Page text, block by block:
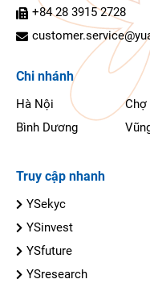
+84 28 3915 2728
Chi nhánh
Hà Nội Chợ
Bình Dương
Truy cập nhanh
YSekyc
YSinvest
YSfuture
YSresearch